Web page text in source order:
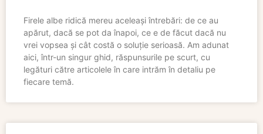
Firele albe ridică mereu aceleași întrebări: de ce au
apărut, dacă se pot da înapoi, ce e de făcut dacă nu
vrei vopsea și cât costă o soluție serioasă. Am adunat
aici, într-un singur ghid, răspunsurile pe scurt, cu
legături către articolele în care intrăm în detaliu pe
fiecare temă.